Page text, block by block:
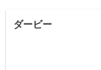
ダービー